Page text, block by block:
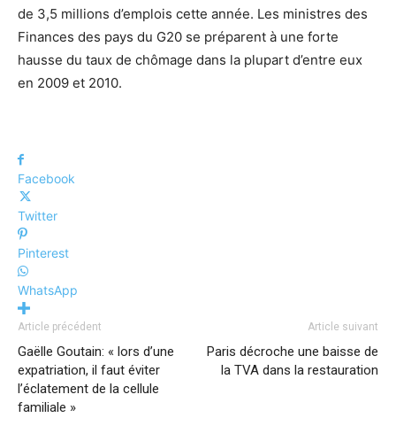
de 3,5 millions d’emplois cette année. Les ministres des
Finances des pays du G20 se préparent à une forte
hausse du taux de chômage dans la plupart d’entre eux
en 2009 et 2010.
Facebook
Twitter
Pinterest
WhatsApp
Article précédent
Gaëlle Goutain: « lors d’une
expatriation, il faut éviter
l’éclatement de la cellule
familiale »
Article suivant
Paris décroche une baisse de
la TVA dans la restauration